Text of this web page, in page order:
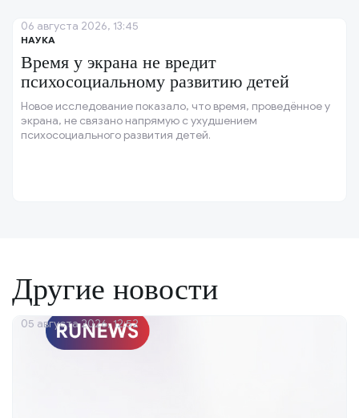
НАУКА
Время у экрана не вредит
психосоциальному развитию детей
Новое исследование показало, что время, проведённое у
экрана, не связано напрямую с ухудшением
психосоциального развития детей.
06 августа 2026, 13:45
Другие новости
05 августа 2026, 12:52